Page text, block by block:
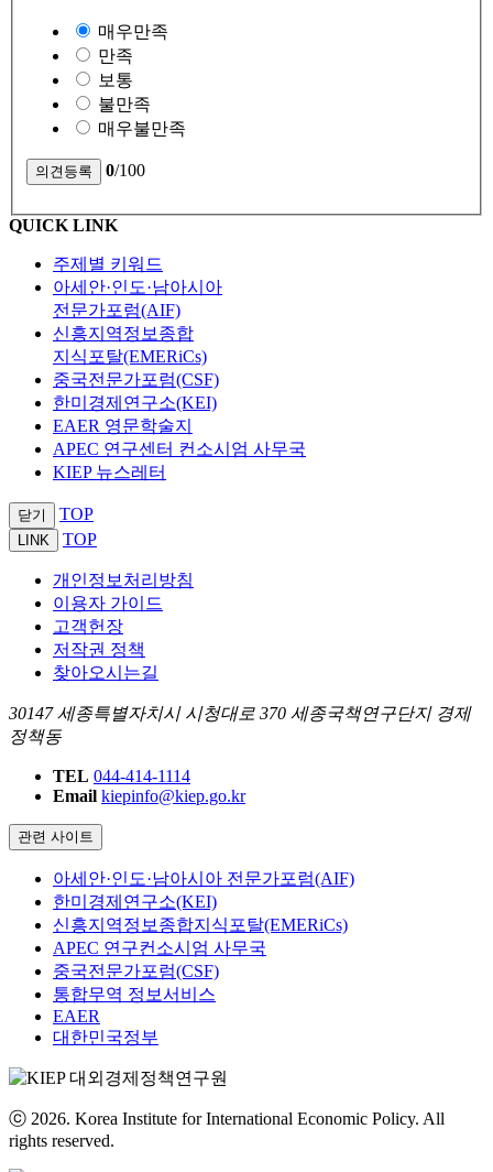
매우만족
만족
보통
불만족
매우불만족
0/100
QUICK LINK
주제별 키워드
아세안·인도·남아시아
전문가포럼(AIF)
신흥지역정보종합
지식포탈(EMERiCs)
중국전문가포럼(CSF)
한미경제연구소(KEI)
EAER 영문학술지
APEC 연구센터 컨소시엄 사무국
KIEP 뉴스레터
닫기 TOP
LINK TOP
개인정보처리방침
이용자 가이드
고객헌장
저작권 정책
찾아오시는길
30147 세종특별자치시 시청대로 370 세종국책연구단지 경제
정책동
TEL 044-414-1114
Email kiepinfo@kiep.go.kr
관련 사이트
아세안·인도·남아시아 전문가포럼(AIF)
한미경제연구소(KEI)
신흥지역정보종합지식포탈(EMERiCs)
APEC 연구컨소시엄 사무국
중국전문가포럼(CSF)
통합무역 정보서비스
EAER
대한민국정부
ⓒ 2026. Korea Institute for International Economic Policy. All
rights reserved.